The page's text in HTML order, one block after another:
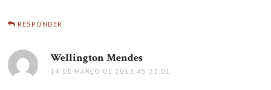
RESPONDER
Wellington Mendes
14 DE MARÇO DE 2013 ÀS 23:01